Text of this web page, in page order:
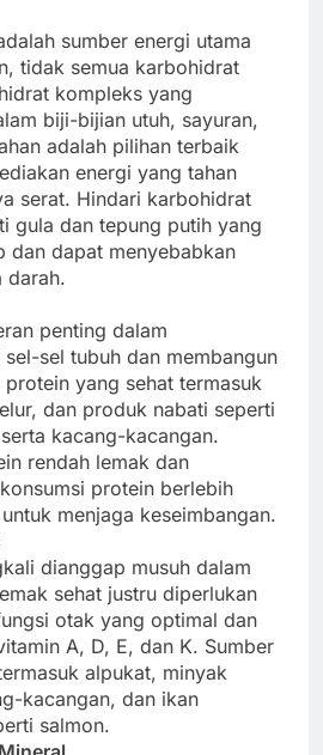
sumber energi utama
tidak semua karbohidrat
kompleks yang
biji-bijian utuh, sayuran,
adalah pilihan terbaik
energi yang tahan
serat. Hindari karbohidrat
gula dan tepung putih yang
dan dapat menyebabkan
darah.
penting dalam
sel tubuh dan membangun
yang sehat termasuk
dan produk nabati seperti
kacang-kacangan.
rendah lemak dan
protein berlebih
menjaga keseimbangan.
dianggap musuh dalam
sehat justru diperlukan
otak yang optimal dan
A, D, E, dan K. Sumber
alpukat, minyak
kacangan, dan ikan
salmon.